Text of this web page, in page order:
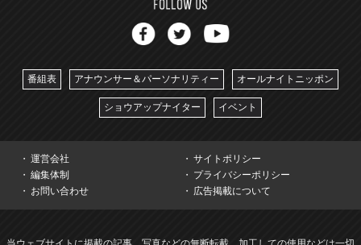
番組表 アナウンサー＆パーソナリティー オールナイトニッポン
ショウアップナイター イベント
運営会社
サイトポリシー
編集体制
プライバシーポリシー
お問い合わせ
広告掲載について